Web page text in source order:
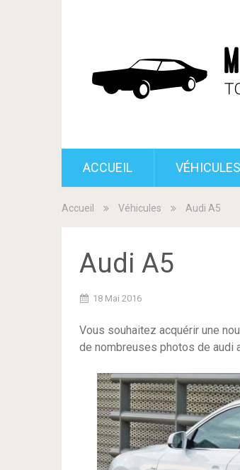
ACCUEIL VÉHICULES
Accueil Véhicules Audi A5
Audi A5
18 Mai 2016
Vous souhaitez acquérir une
de nombreuses photos de audi